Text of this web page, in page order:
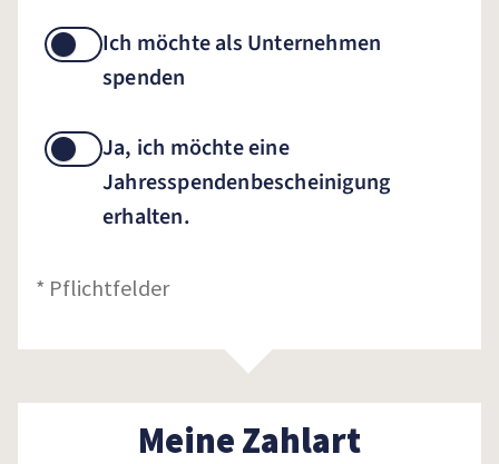
Ich möchte als Unternehmen
spenden
Ja, ich möchte eine
Jahresspendenbescheinigung
erhalten.
* Pflichtfelder
Meine Zahlart